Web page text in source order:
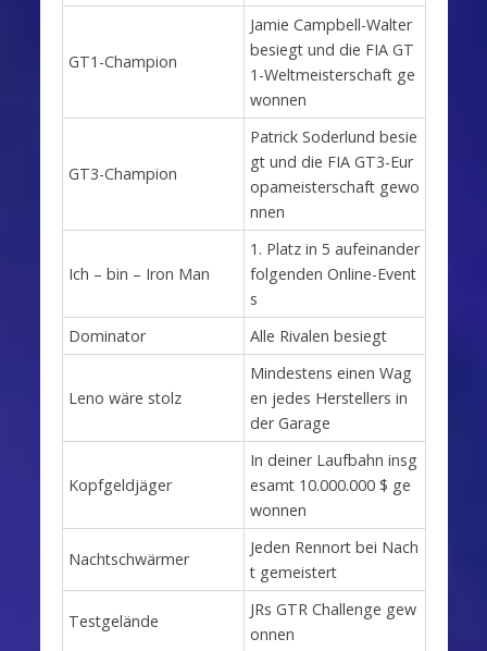
GT1-Champion
Jamie Campbell-Walter
besiegt und die FIA GT
1-Weltmeisterschaft ge
wonnen
GT3-Champion
Patrick Soderlund besie
gt und die FIA GT3-Eur
opameisterschaft gewo
nnen
Ich – bin – Iron Man
1. Platz in 5 aufeinander
folgenden Online-Event
s
Dominator
Alle Rivalen besiegt
Leno wäre stolz
Mindestens einen Wag
en jedes Herstellers in
der Garage
Kopfgeldjäger
In deiner Laufbahn insg
esamt 10.000.000 $ ge
wonnen
Nachtschwärmer
Jeden Rennort bei Nach
t gemeistert
Testgelände
JRs GTR Challenge gew
onnen